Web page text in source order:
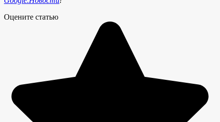
Оцените статью